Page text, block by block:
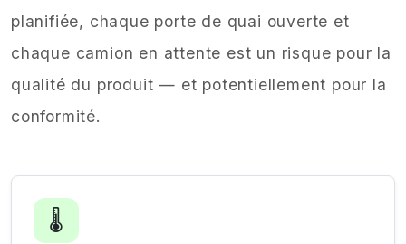
planifiée, chaque porte de quai ouverte et
chaque camion en attente est un risque pour la
qualité du produit — et potentiellement pour la
conformité.
🌡️